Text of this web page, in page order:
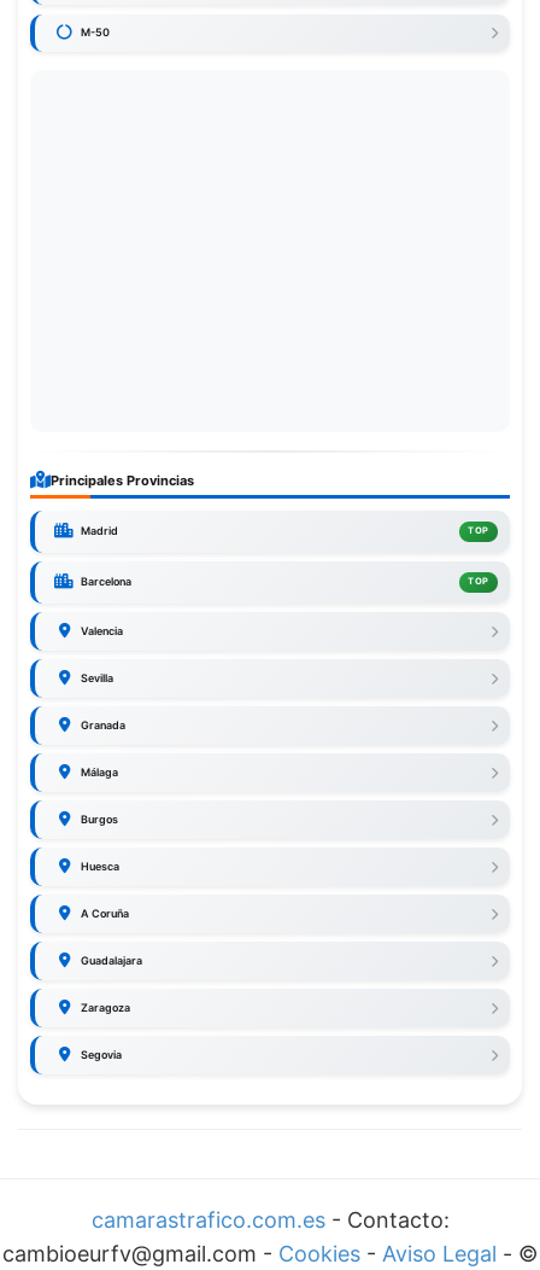
M-50
Principales Provincias
Madrid TOP
Barcelona TOP
Valencia
Sevilla
Granada
Málaga
Burgos
Huesca
A Coruña
Guadalajara
Zaragoza
Segovia
camarastrafico.com.es- Contacto:
cambioeurfv@gmail.com - Cookies - Aviso Legal - ©